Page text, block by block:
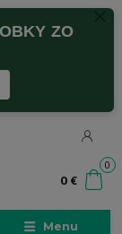
ZO
Menu
0
0 €